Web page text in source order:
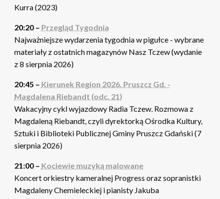
Kurra (2023)
20:20 – Przegląd Tygodnia
Najważniejsze wydarzenia tygodnia w pigułce - wybrane
materiały z ostatnich magazynów Nasz Tczew (wydanie
z 8 sierpnia 2026)
20:45 – Kierunek Region 2026. Pruszcz Gd. -
Magdalena Riebandt (odc. 21)
Wakacyjny cykl wyjazdowy Radia Tczew. Rozmowa z
Magdaleną Riebandt, czyli dyrektorką Ośrodka Kultury,
Sztuki i Biblioteki Publicznej Gminy Pruszcz Gdański (7
sierpnia 2026)
21:00 – Kociewie muzyką malowane
Koncert orkiestry kameralnej Progress oraz sopranistki
Magdaleny Chemieleckiej i pianisty Jakuba